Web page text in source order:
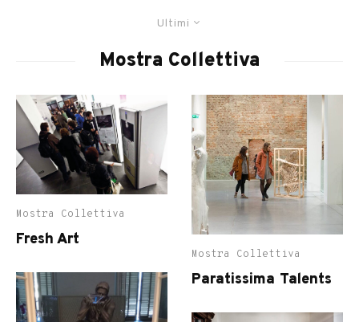
Ultimi
Mostra Collettiva
Mostra Collettiva
Fresh Art
Mostra Collettiva
Paratissima Talents